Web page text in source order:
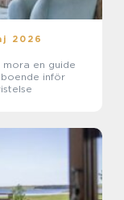
2026
en guide
inför